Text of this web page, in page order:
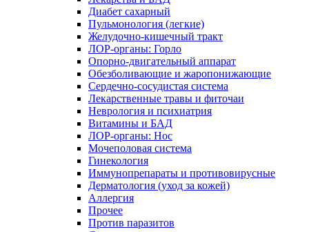
Диабет сахарный
Пульмонология (легкие)
Желудочно-кишечный тракт
ЛОР-органы: Горло
Опорно-двигательный аппарат
Обезболивающие и жаропонижающие
Сердечно-сосудистая система
Лекарственные травы и фиточаи
Неврология и психиатрия
Витамины и БАД
ЛОР-органы: Нос
Мочеполовая система
Гинекология
Иммунопрепараты и противовирусные
Дерматология (уход за кожей)
Аллергия
Прочее
Против паразитов